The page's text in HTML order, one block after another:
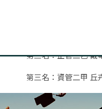
第三名：企管二乙 戴
第三名：資管二甲 丘